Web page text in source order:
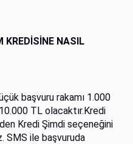
KREDİSİNE NASIL
başvuru rakamı 1.000
TL olacaktır.Kredi
Kredi Şimdi seçeneğini
SMS ile başvuruda